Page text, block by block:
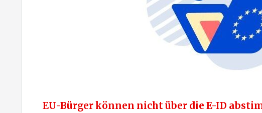
EU-Bürger können nicht über die E-ID